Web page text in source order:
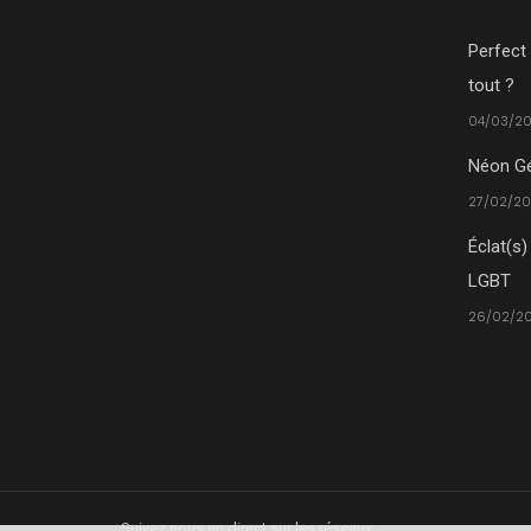
Perfect
tout ?
04/03/
Néon
27/02/
Éclat(s)
LGBT
26/02/